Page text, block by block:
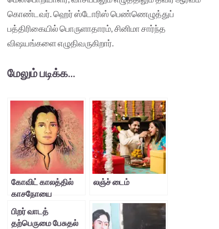
கொண்டவர். ஹெர் ஸ்டோரிஸ் பெண்ணெழுத்துப்
பத்திரிகையில் பொருளாதாரம், சினிமா சார்ந்த
விஷயங்களை எழுதிவருகிறார்.
மேலும் படிக்க...
கோவிட் காலத்தில்
காசநோயை
சமாளித்தல்
லஞ்ச் டைம்
பிறர் வாடத்
தற்பெருமை பேசுதல்